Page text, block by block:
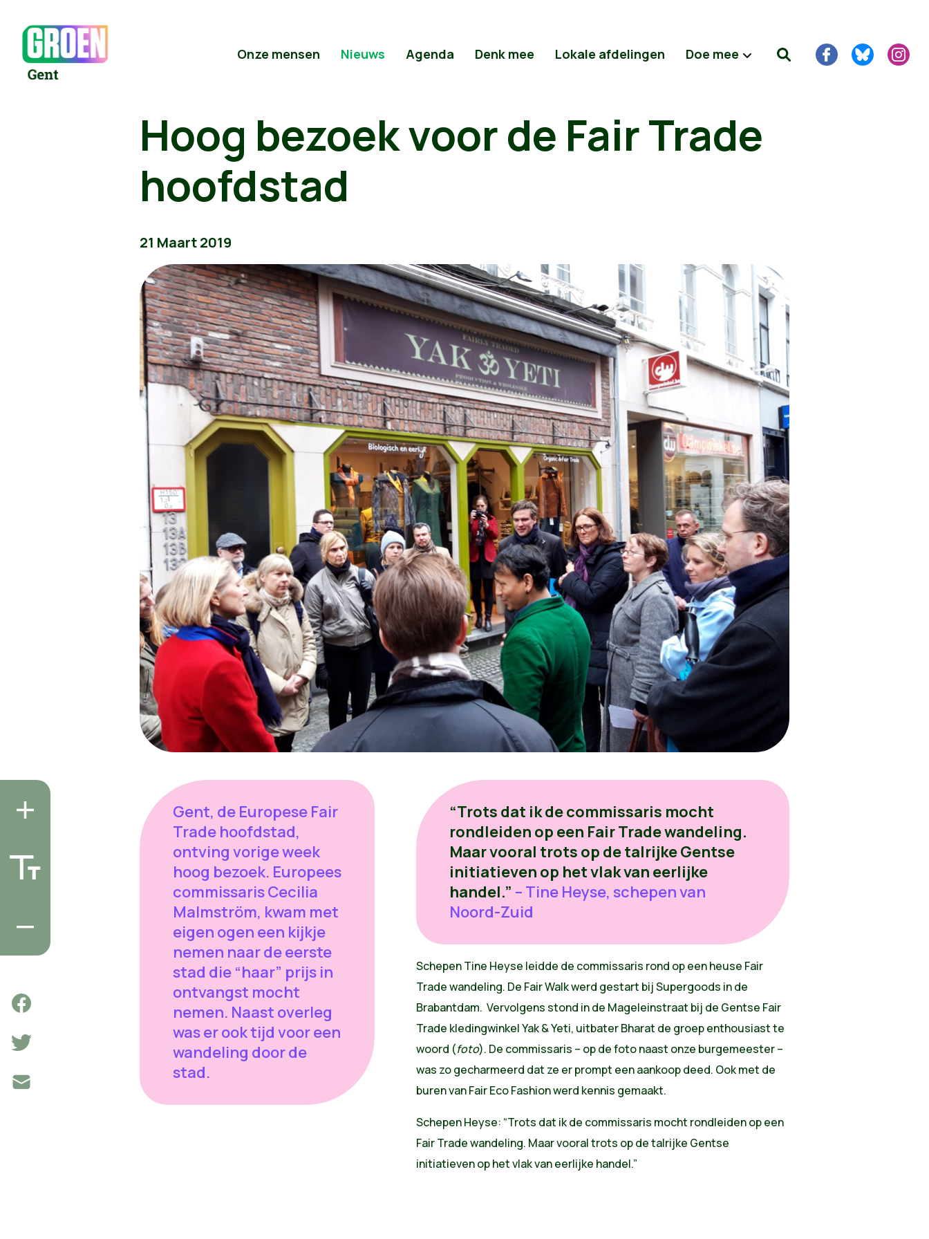
Onze mensen Nieuws Agenda Denk mee Lokale afdelingen Doe mee
Hoog bezoek voor de Fair Trade
hoofdstad
21 Maart 2019
Gent, de Europese Fair
Trade hoofdstad,
ontving vorige week
hoog bezoek. Europees
commissaris Cecilia
Malmström, kwam met
eigen ogen een kijkje
nemen naar de eerste
stad die “haar” prijs in
ontvangst mocht
nemen. Naast overleg
was er ook tijd voor een
wandeling door de
stad.
“Trots dat ik de commissaris mocht
rondleiden op een Fair Trade wandeling.
Maar vooral trots op de talrijke Gentse
initiatieven op het vlak van eerlijke
handel.” – Tine Heyse, schepen van
Noord-Zuid
Schepen Tine Heyse leidde de commissaris rond op een heuse Fair
Trade wandeling. De Fair Walk werd gestart bij Supergoods in de
Brabantdam. Vervolgens stond in de Mageleinstraat bij de Gentse Fair
Trade kledingwinkel Yak & Yeti, uitbater Bharat de groep enthousiast te
woord (foto). De commissaris – op de foto naast onze burgemeester –
was zo gecharmeerd dat ze er prompt een aankoop deed. Ook met de
buren van Fair Eco Fashion werd kennis gemaakt.
Schepen Heyse: “Trots dat ik de commissaris mocht rondleiden op een
Fair Trade wandeling. Maar vooral trots op de talrijke Gentse
initiatieven op het vlak van eerlijke handel.”